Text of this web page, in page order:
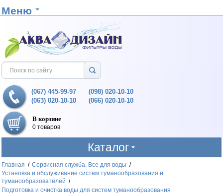
Меню
(067) 445-99-97
(063) 020-10-10
(098) 020-10-10
(066) 020-10-10
В корзине
0 товаров
Каталог
Главная / Сервисная служба. Все для воды /
Установка и обслуживание систем туманообразования и
туманообразователей /
Подготовка и очистка воды для систем туманообразования